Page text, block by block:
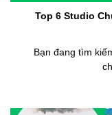
Top 6 Studio
Bạn đang tìm